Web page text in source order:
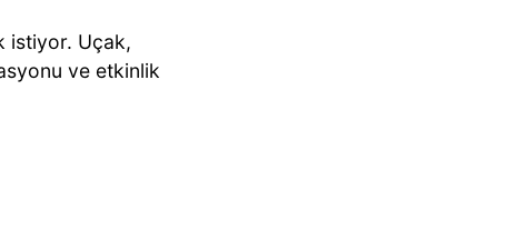
istiyor. Uçak,
ve etkinlik